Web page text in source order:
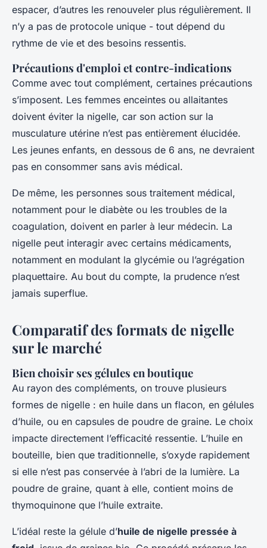
espacer, d’autres les renouveler plus régulièrement. Il
n’y a pas de protocole unique - tout dépend du
rythme de vie et des besoins ressentis.
Précautions d'emploi et contre-indications
Comme avec tout complément, certaines précautions
s’imposent. Les femmes enceintes ou allaitantes
doivent éviter la nigelle, car son action sur la
musculature utérine n’est pas entièrement élucidée.
Les jeunes enfants, en dessous de 6 ans, ne devraient
pas en consommer sans avis médical.
De même, les personnes sous traitement médical,
notamment pour le diabète ou les troubles de la
coagulation, doivent en parler à leur médecin. La
nigelle peut interagir avec certains médicaments,
notamment en modulant la glycémie ou l’agrégation
plaquettaire. Au bout du compte, la prudence n’est
jamais superflue.
Comparatif des formats de nigelle
sur le marché
Bien choisir ses gélules en boutique
Au rayon des compléments, on trouve plusieurs
formes de nigelle : en huile dans un flacon, en gélules
d’huile, ou en capsules de poudre de graine. Le choix
impacte directement l’efficacité ressentie. L’huile en
bouteille, bien que traditionnelle, s’oxyde rapidement
si elle n’est pas conservée à l’abri de la lumière. La
poudre de graine, quant à elle, contient moins de
thymoquinone que l’huile extraite.
L’idéal reste la gélule d’huile de nigelle pressée à